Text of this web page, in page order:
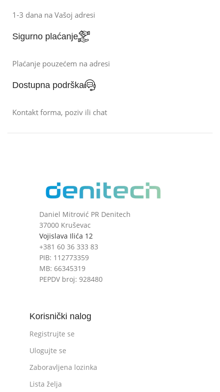
1-3 dana na Vašoj adresi
Sigurno plaćanje
Plaćanje pouzećem na adresi
Dostupna podrška
Kontakt forma, poziv ili chat
Daniel Mitrović PR Denitech
37000 Kruševac
Vojislava Ilića 12
+381 60 36 333 83
PIB: 112773359
MB: 66345319
PEPDV broj: 928480
Korisnički nalog
Registrujte se
Ulogujte se
Zaboravljena lozinka
Lista želja